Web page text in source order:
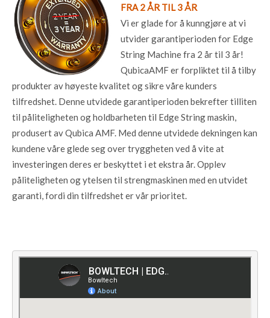
FRA 2 ÅR TIL 3 ÅR
Vi er glade for å kunngjøre at vi
utvider garantiperioden for Edge
String Machine fra 2 år til 3 år!
QubicaAMF er forpliktet til å tilby
produkter av høyeste kvalitet og sikre våre kunders
tilfredshet. Denne utvidede garantiperioden bekrefter tilliten
til påliteligheten og holdbarheten til Edge String maskin,
produsert av Qubica AMF. Med denne utvidede dekningen kan
kundene våre glede seg over tryggheten ved å vite at
investeringen deres er beskyttet i et ekstra år. Opplev
påliteligheten og ytelsen til strengmaskinen med en utvidet
garanti, fordi din tilfredshet er vår prioritet.